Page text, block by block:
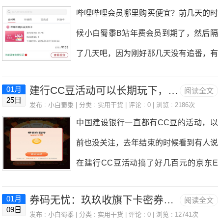
等于游戏啊，设置啊这些都要重新上传一
下，现在每天直接可以给领取的云手机续
费24小时了，很好用，内测期间，有用
点击下方进入傲晨云手机入口：点我进入
刚用积分在兑换兑换商城里兑换了一瓶金
六福的白酒，京东查了一下价格，将近3
00块钱，还不错。新华社APP，很多人
应该不陌生，是非常权威的媒体，APP
里没有广告，内容也很严谨，适合日常看
分，然后用积分到兑换兑换商品里面，兑
哔哩哔哩会员哪里购买便宜？前几天的时
候小白蜀黍B站年费会员到期了，然后隔
了几天吧，因为刚好那几天没有追番，有
B站会员这事了，看了下B站上面直接续
淘宝搜到一个68元充两年的B站年度大会
员的，虽然是个新店但是一水的好评，真
阅读全文
01月
25日
建行CC豆活动可以长期玩下，今天抽奖得到5元CC豆
发布 :小白蜀黍 | 分类 : 实用干货 | 评论 : 0 | 浏览 : 2186次
中国建设银行一直都有CC豆的活动，以
前也没关注，去年结束的时候看到有人说
在建行CC豆活动搞了好几百元的京东E
攻略好像都不是最新的，就自己去建行A
阅读全文
01月
09日
券码无忧：玖玖收旗下卡密券码寄售购买平台
发布 :小白蜀黍 | 分类 : 实用干货 | 评论 : 0 | 浏览 : 12741次